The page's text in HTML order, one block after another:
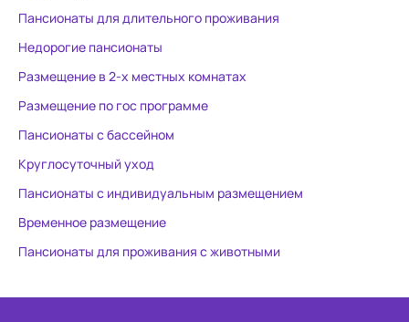
Пансионаты для длительного проживания
Недорогие пансионаты
Размещение в 2-х местных комнатах
Размещение по гос программе
Пансионаты с бассейном
Круглосуточный уход
Пансионаты с индивидуальным размещением
Временное размещение
Пансионаты для проживания с животными